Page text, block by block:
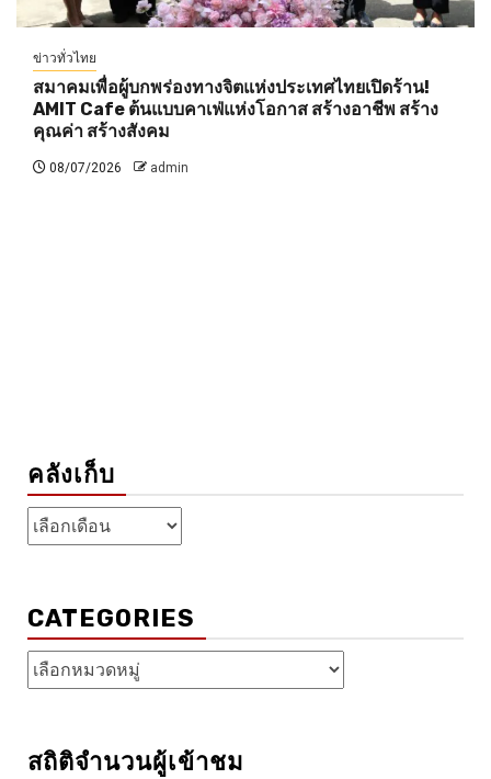
ข่าวทั่วไทย
สมาคมเพื่อผู้บกพร่องทางจิตแห่งประเทศไทยเปิดร้าน!
AMIT Cafe ต้นแบบคาเฟ่แห่งโอกาส สร้างอาชีพ สร้าง
คุณค่า สร้างสังคม
08/07/2026 admin
คลังเก็บ
คลัง
เก็บ
CATEGORIES
Categories
สถิติจำนวนผู้เข้าชม